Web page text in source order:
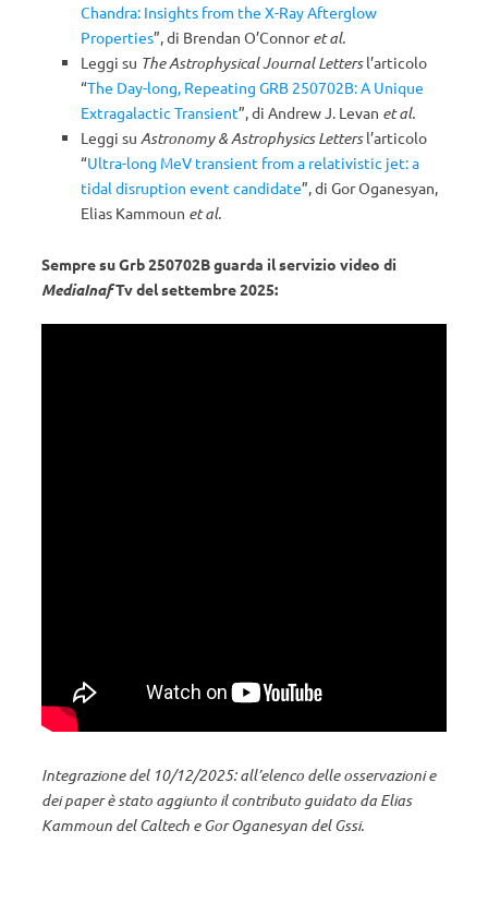
Chandra: Insights from the X-Ray Afterglow
Properties”, di Brendan O’Connoret al.
Leggi su The Astrophysical Journal Lettersl’articolo
“The Day-long, Repeating GRB 250702B: A Unique
Extragalactic Transient”, di Andrew J. Levan et al.
Leggi su Astronomy & Astrophysics Lettersl’articolo
“Ultra-long MeV transient from a relativistic jet: a
tidal disruption event candidate”, di Gor Oganesyan,
Elias Kammoun et al.
Sempre su Grb 250702B guarda il servizio video di
MediaInafTv del settembre 2025:
Integrazione del 10/12/2025: all’elenco delle osservazioni e
dei paper è stato aggiunto il contributo guidato da Elias
Kammoun del Caltech e Gor Oganesyan del Gssi.